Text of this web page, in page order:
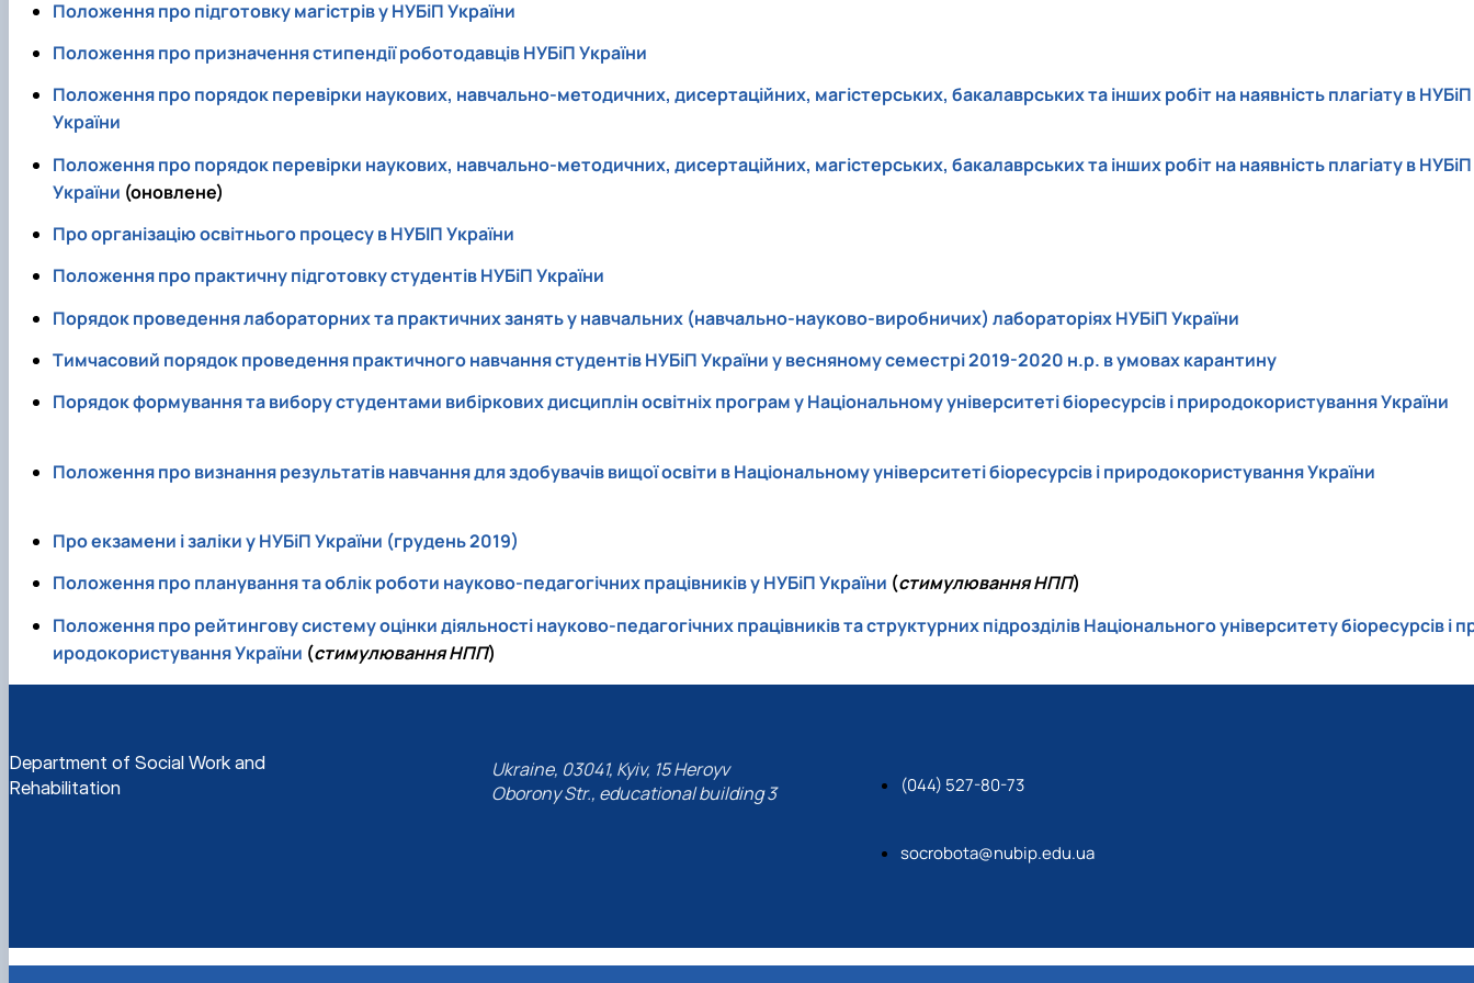
Положення про підготовку магістрів у НУБіП України
Положення про призначення стипендії роботодавців НУБіП України
Положення про порядок перевірки наукових, навчально-методичних, дисертаційних, магістерських, бакалаврських та інших робіт на наявність плагіату в НУБіП
України
Положення про порядок перевірки наукових, навчально-методичних, дисертаційних, магістерських, бакалаврських та інших робіт на наявність плагіату в НУБіП
України (оновлене)
Про організацію освітнього процесу в НУБІП України
Положення про практичну підготовку студентів НУБіП України
Порядок проведення лабораторних та практичних занять у навчальних (навчально-науково-виробничих) лабораторіях НУБіП України
Тимчасовий порядок проведення практичного навчання студентів НУБіП України у весняному семестрі 2019-2020 н.р. в умовах карантину
Порядок формування та вибору студентами вибіркових дисциплін освітніх програм у Національному університеті біоресурсів і природокористування України
Положення про визнання результатів навчання для здобувачів вищої освіти в Національному університеті біоресурсів і природокористування України
Про екзамени і заліки у НУБіП України (грудень 2019)
Положення про планування та облік роботи науково-педагогічних працівників у НУБіП України (стимулювання НПП)
Положення про рейтингову систему оцінки діяльності науково-педагогічних працівників та структурних підрозділів Національного університету біоресурсів і
иродокористування України (стимулювання НПП)
Department of Social Work and
Rehabilitation
Ukraine, 03041, Kyiv, 15 Heroyv
Oborony Str., educational building 3
(044) 527-80-73
socrobota@nubip.edu.ua